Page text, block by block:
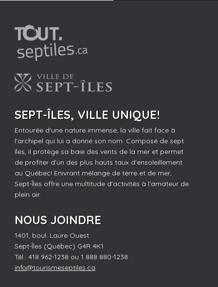
SEPT-ÎLES, VILLE UNIQUE!
Entourée d'une nature immense, la ville fait face à
l'archipel qui lui a donné son nom. Composé de sept
îles, il protège sa baie des vents de la mer et permet
de profiter d'un des plus hauts taux d'ensoleillement
au Québec! Enivrant mélange de terre et de mer,
Sept-Îles offre une multitude d'activités à l'amateur de
plein air.
NOUS JOINDRE
1401, boul. Laure Ouest
Sept-Îles (Québec) G4R 4K1
Tél.: 418 962-1238 ou 1 888 880-1238
info@tourismeseptiles.ca